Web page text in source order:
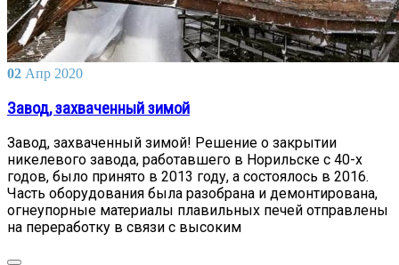
02 Апр 2020
Завод, захваченный зимой
Завод, захваченный зимой! Решение о закрытии
никелевого завода, работавшего в Норильске с 40-х
годов, было принято в 2013 году, а состоялось в 2016.
Часть оборудования была разобрана и демонтирована,
огнеупорные материалы плавильных печей отправлены
на переработку в связи с высоким